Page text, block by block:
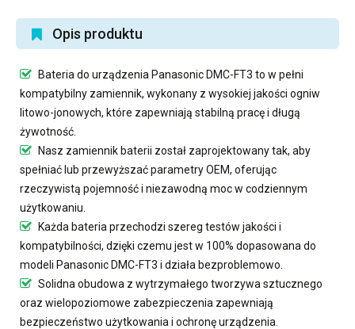
Opis produktu
Bateria do urządzenia Panasonic DMC-FT3 to w pełni
kompatybilny zamiennik, wykonany z wysokiej jakości ogniw
litowo-jonowych, które zapewniają stabilną pracę i długą
żywotność.
Nasz zamiennik baterii został zaprojektowany tak, aby
spełniać lub przewyższać parametry OEM, oferując
rzeczywistą pojemność i niezawodną moc w codziennym
użytkowaniu.
Każda bateria przechodzi szereg testów jakości i
kompatybilności, dzięki czemu jest w 100% dopasowana do
modeli Panasonic DMC-FT3 i działa bezproblemowo.
Solidna obudowa z wytrzymałego tworzywa sztucznego
oraz wielopoziomowe zabezpieczenia zapewniają
bezpieczeństwo użytkowania i ochronę urządzenia.